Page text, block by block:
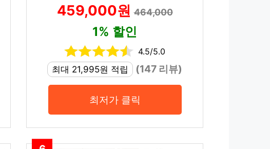
459,000원464,000
1% 할인
4.5/5.0
최대 21,995원 적립
(147 리뷰)
최저가 클릭